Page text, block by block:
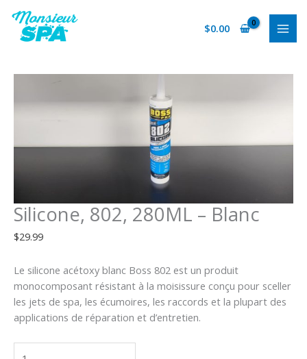
contenu
$0.00
Silicone, 802, 280ML – Blanc
$29.99
Le silicone acétoxy blanc Boss 802 est un produit
monocomposant résistant à la moisissure conçu pour sceller
les jets de spa, les écumoires, les raccords et la plupart des
applications de réparation et d’entretien.
de
Silicone,